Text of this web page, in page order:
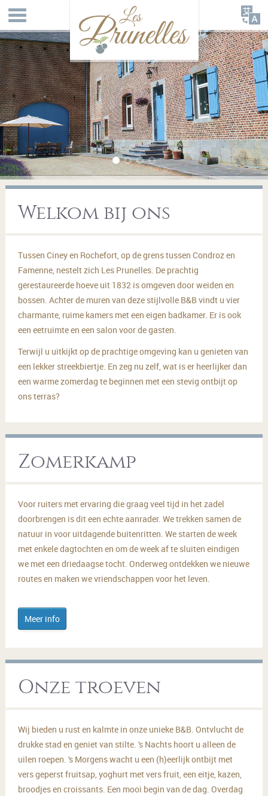
Welkom bij ons
Tussen Ciney en Rochefort, op de grens tussen Condroz en
Famenne, nestelt zich Les Prunelles. De prachtig
gerestaureerde hoeve uit 1832 is omgeven door weiden en
bossen. Achter de muren van deze stijlvolle B&B vindt u vier
charmante, ruime kamers met een eigen badkamer. Er is ook
een eetruimte en een salon voor de gasten.
Terwijl u uitkijkt op de prachtige omgeving kan u genieten van
een lekker streekbiertje. En zeg nu zelf, wat is er heerlijker dan
een warme zomerdag te beginnen met een stevig ontbijt op
ons terras?
Zomerkamp
Voor ruiters met ervaring die graag veel tijd in het zadel
doorbrengen is dit een echte aanrader. We trekken samen de
natuur in voor uitdagende buitenritten. We starten de week
met enkele dagtochten en om de week af te sluiten eindigen
we met een driedaagse tocht. Onderweg ontdekken we nieuwe
routes en maken we vriendschappen voor het leven.
Meer info
Onze troeven
Wij bieden u rust en kalmte in onze unieke B&B. Ontvlucht de
drukke stad en geniet van stilte. 's Nachts hoort u alleen de
uilen roepen. 's Morgens wacht u een (h)eerlijk ontbijt met
vers geperst fruitsap, yoghurt met vers fruit, een eitje, kazen,
broodjes en croissants. Een mooi begin van de dag. Overdag